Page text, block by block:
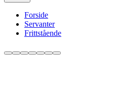
Forside
Servanter
Frittstående